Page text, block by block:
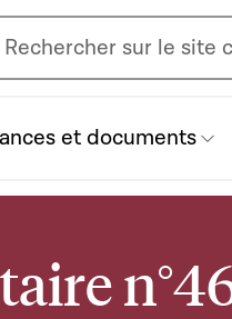
de recherche
Rechercher sur le site
et documents